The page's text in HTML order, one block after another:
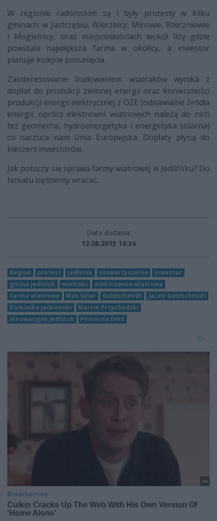
W regionie radomskim są i były protesty w kilku
gminach: w Jastrzębiu, Wierzbicy, Mirowie, Rzeczniowie
i Mogielnicy, oraz miejscowościach wokół Iłży gdzie
powstała największa farma w okolicy, a inwestor
planuje kolejne posunięcia.
Zainteresowanie budowaniem wiatraków wynika z
dopłat do produkcji zielonej energii oraz konieczności
produkcji energii elektrycznej z OZE (odnawialne źródła
energii; oprócz elektrowni wiatrowych należą do nich
też geometria, hydroenergetyka i energetyka solarna)
co narzuca nam Unia Europejska. Dopłaty płyną do
kieszeni inwestorów.
Jak potoczy się sprawa farmy wiatrowej w Jedlińsku? Do
tematu będziemy wracać.
Data dodania:
12.08.2015 14:34
Region protest Jedlińsk stowarzyszenie
inwestor
gmina jedlińsk
wiatraki
elektrownia wiatrowa
farma wiatrowa
Max Solar Goldschmidt
Jacek Goldschmidt
Dominika Jackowski
Marcin Przychodzki
Innowacyjny Jedlińsk
Pomocna Dłoń